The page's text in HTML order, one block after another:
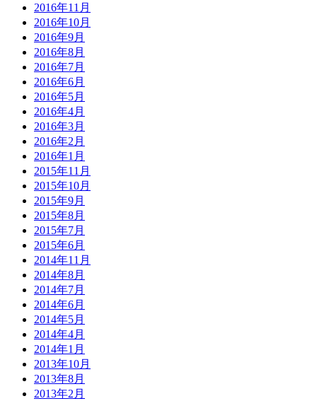
2016年11月
2016年10月
2016年9月
2016年8月
2016年7月
2016年6月
2016年5月
2016年4月
2016年3月
2016年2月
2016年1月
2015年11月
2015年10月
2015年9月
2015年8月
2015年7月
2015年6月
2014年11月
2014年8月
2014年7月
2014年6月
2014年5月
2014年4月
2014年1月
2013年10月
2013年8月
2013年2月